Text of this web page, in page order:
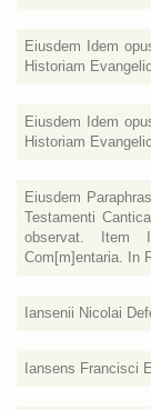
Eiusdem Idem
Historiam
Eiusdem Idem
Historiam
Eiusdem
Testamenti
observat. Item
Com[m]entaria. In
Iansenii Nicolai
Iansens Francisci